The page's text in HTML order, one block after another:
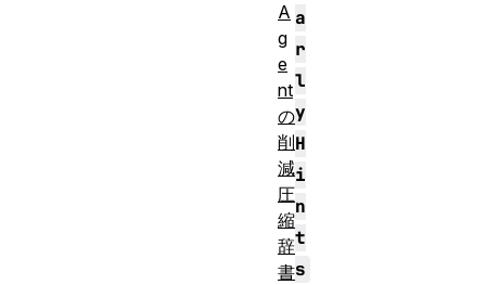
a
r
l
y
H
i
n
t
s
A
g
e
nt
の
削
減
圧
縮
辞
書